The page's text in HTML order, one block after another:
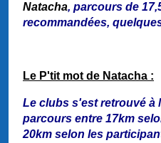
Natacha, parcours de
recommandées,
Le P'tit mot de Natacha :
Le clubs s'est retrouvé à
parcours entre 17km
20km selon les